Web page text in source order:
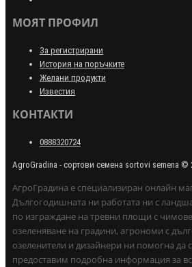
МОЯТ ПРОФИЛ
За регистрирани
История на поръчките
Желани продукти
Известия
КОНТАКТИ
0888320724
AgroGradina - сортови семена sortovi semena ©
АгроГрадина е специализиран онлайн
Дългогодишната ни работата ни с
по изграждане на тревни площи с
озеленяване на градини, агрономи с
озеленители и дизайнери ни помогна да
предоставим подробна информация за